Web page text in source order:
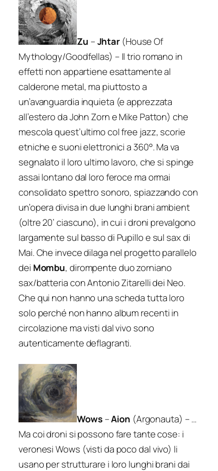
Zu –Jhtar (House Of
Mythology/Goodfellas) – Il trio romano in
effetti non appartiene esattamente al
calderone metal, ma piuttosto a
un’avanguardia inquieta (e apprezzata
all’estero da John Zorn e Mike Patton) che
mescola quest’ultimo col free jazz, scorie
etniche e suoni elettronici a 360°. Ma va
segnalato il loro ultimo lavoro, che si spinge
assai lontano dal loro feroce ma ormai
consolidato spettro sonoro, spiazzando con
un’opera divisa in due lunghi brani ambient
(oltre 20’ ciascuno), in cui i droni prevalgono
largamente sul basso di Pupillo e sul sax di
Mai. Che invece dilaga nel progetto parallelo
dei Mombu, dirompente duo zorniano
sax/batteria con Antonio Zitarelli dei Neo.
Che qui non hanno una scheda tutta loro
solo perché non hanno album recenti in
circolazione ma visti dal vivo sono
autenticamente deflagranti.
Wows–Aion (Argonauta) – …
Ma coi droni si possono fare tante cose: i
veronesi Wows (visti da poco dal vivo) li
usano per strutturare i loro lunghi brani dai